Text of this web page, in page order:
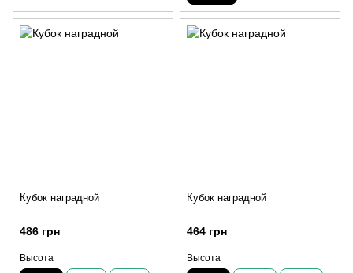
Кубок наградной
486 грн
Высота
Кубок наградной
464 грн
Высота